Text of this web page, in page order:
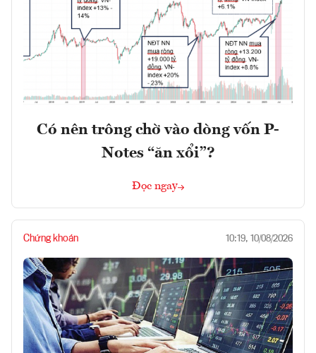
Có nên trông chờ vào dòng vốn P-
Notes “ăn xổi”?
Đọc ngay
Chứng khoán 10:19, 10/08/2026